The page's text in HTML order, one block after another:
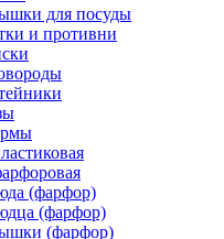
для посуды
и противни
(фарфор)
(фарфор)
(фарфор)